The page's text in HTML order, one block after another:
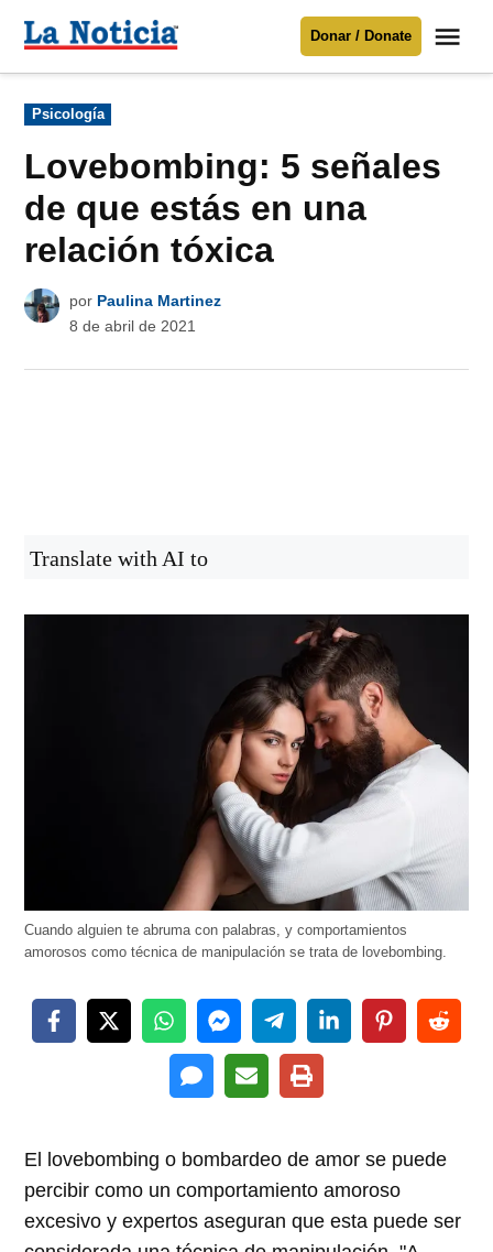
Para mantenerte informado necesitamos
Donar
contenido
Noticia
Donar / Donate
Publicado
en
Psicología
Lovebombing: 5 señales
de que estás en una
relación tóxica
por Paulina Martinez
8 de abril de 2021
Translate with AI to
Cuando alguien te abruma con palabras, y comportamientos
amorosos como técnica de manipulación se trata de lovebombing.
El lovebombing o bombardeo de amor se puede
percibir como un comportamiento amoroso
excesivo y expertos aseguran que esta puede ser